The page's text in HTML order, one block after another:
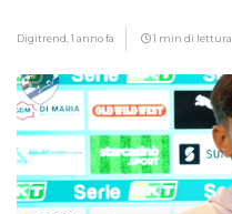
Digitrend,1 anno fa 1 min di lettura